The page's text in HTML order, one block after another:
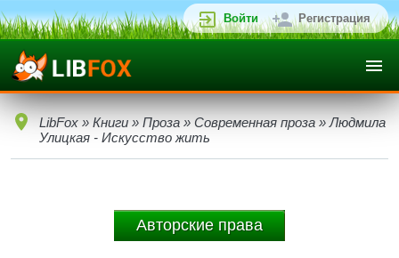
Войти Регистрация
LibFox » Книги » Проза » Современная проза » Людмила
Улицкая - Искусство жить
Авторские права